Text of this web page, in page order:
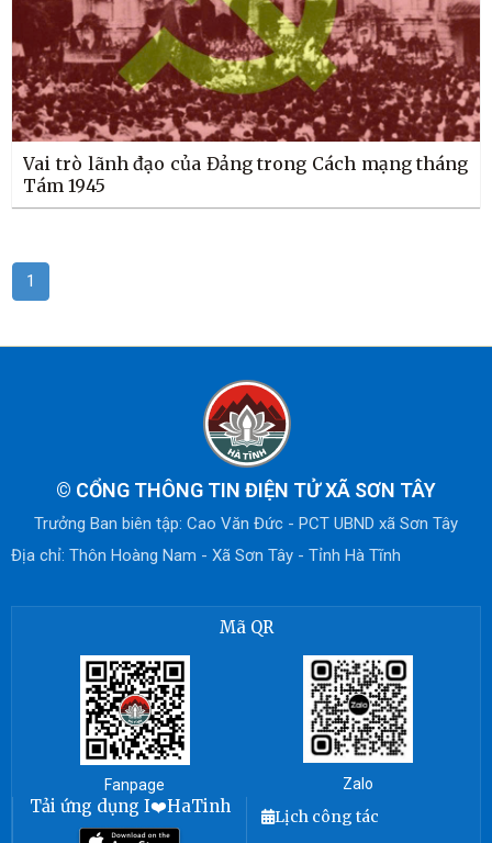
Vai trò lãnh đạo của Đảng trong Cách mạng tháng
Tám 1945
1
© CỔNG THÔNG TIN ĐIỆN TỬ XÃ SƠN TÂY
Trưởng Ban biên tập: Cao Văn Đức - PCT UBND xã Sơn Tây
Địa chỉ: Thôn Hoàng Nam - Xã Sơn Tây - Tỉnh Hà Tĩnh
Mã QR
Fanpage Zalo
Tải ứng dụng I❤️HaTinh Lịch công tác